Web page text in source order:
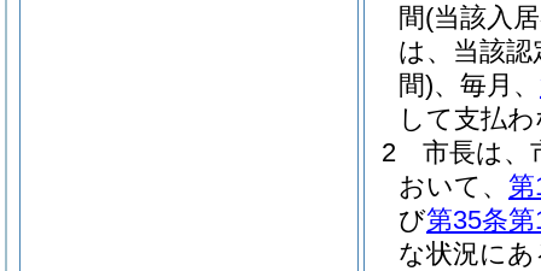
間(当該入
は、当該
間)、毎月、
して支払
2
市長は、
おいて、 第
び第35条第
な状況に